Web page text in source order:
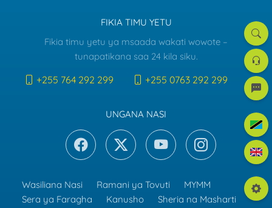
la
e-
FIKIA TIMU YETU
Fikia timu yetu ya msaada wakati wowote –
tunapatikana saa 24 kila siku.
+255 764 292 299 +255 0763 292 299
UNGANA NASI
Wasiliana Nasi Ramani ya Tovuti
MYMM
Sera ya Faragha
Kanusho Sheria na Masharti